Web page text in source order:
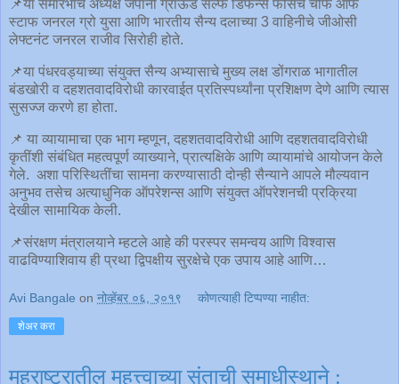
📌या समारंभाचे अध्यक्ष जपानी ग्राऊंड सेल्फ डिफेन्स फोर्सचे चीफ ऑफ
स्टाफ जनरल ग्रो युसा आणि भारतीय सैन्य दलाच्या 3 वाहिनीचे जीओसी
लेफ्टनंट जनरल राजीव सिरोही होते.
📌या पंधरवड्याच्या संयुक्त सैन्य अभ्यासाचे मुख्य लक्ष डोंगराळ भागातील
बंडखोरी व दहशतवादविरोधी कारवाईत प्रतिस्पर्ध्यांना प्रशिक्षण देणे आणि त्यास
सुसज्ज करणे हा होता.
📌 या व्यायामाचा एक भाग म्हणून, दहशतवादविरोधी आणि दहशतवादविरोधी
कृतींशी संबंधित महत्वपूर्ण व्याख्याने, प्रात्यक्षिके आणि व्यायामांचे आयोजन केले
गेले. अशा परिस्थितींचा सामना करण्यासाठी दोन्ही सैन्याने आपले मौल्यवान
अनुभव तसेच अत्याधुनिक ऑपरेशन्स आणि संयुक्त ऑपरेशनची प्रक्रिया
देखील सामायिक केली.
📌संरक्षण मंत्रालयाने म्हटले आहे की परस्पर समन्वय आणि विश्वास
वाढविण्याशिवाय ही प्रथा द्विपक्षीय सुरक्षेचे एक उपाय आहे आणि…
Avi Bangale on नोव्हेंबर ०६, २०१९ कोणत्याही टिप्पण्‍या नाहीत:
शेअर करा
महराष्ट्रातील महत्त्वाच्या संताची समाधीस्थाने :